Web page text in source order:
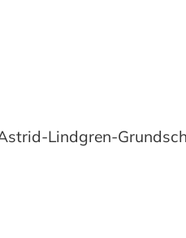
Lindgren-